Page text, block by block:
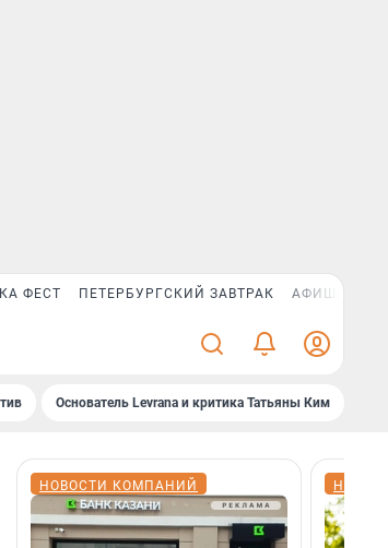
ФЕСТ ПЕТЕРБУРГСКИЙ ЗАВТРАК АФИША PLUS
Основатель Levrana и критика Татьяны Ким
НОВОСТИ КОМПАНИЙ